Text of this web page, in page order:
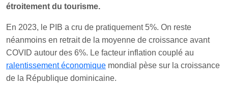
étroitement du tourisme.
En 2023, le PIB a cru de pratiquement 5%. On reste
néanmoins en retrait de la moyenne de croissance avant
COVID autour des 6%. Le facteur inflation couplé au
ralentissement économique mondial pèse sur la croissance
de la République dominicaine.